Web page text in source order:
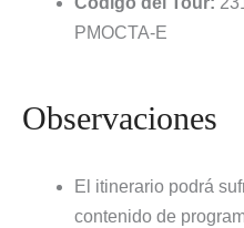
PMOCTA-E
Observaciones
El itinerario podrá
contenido de